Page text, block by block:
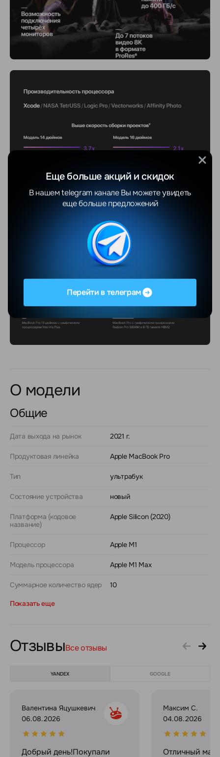
О модели
Общие
Дата выхода на рынок 2021 г.
Продуктовая линейка Apple MacBook Pro
Тип ультрабук
Состояние устройства новый
Платформа (кодовое
название)
Apple Silicon (2020)
Процессор Apple M1
Модель процессора Apple M1 Max
Суммарное количество ядер 10
Показать еще
ОтзывыВсе отзывы
YANDEX GOOGLE
Валентина Яцушкевич
06.08.2026
Добрый день!Покупали
Максим С.
04.08.2026
Отличный
Перейти в телеграм
Еще больше акций и скидок
В нашем telegram канале Вы можете увидеть
еще больше предложений